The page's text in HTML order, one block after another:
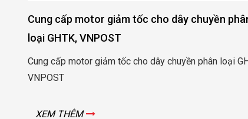
Cung cấp motor giảm tốc cho dây chuyền phân loại GHTK,
VNPOST
XEM THÊM